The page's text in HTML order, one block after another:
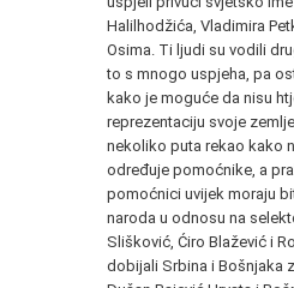
Halilhodžića, Vladimira
Osima. Ti ljudi su vodili
to s mnogo uspjeha, pa
kako je moguće da nisu
reprezentaciju svoje
nekoliko puta rekao kako
određuje pomoćnike, a
pomoćnici uvijek moraju
naroda u odnosu na
Slišković, Ćiro Blažević i
dobijali Srbina i Bošnjaka